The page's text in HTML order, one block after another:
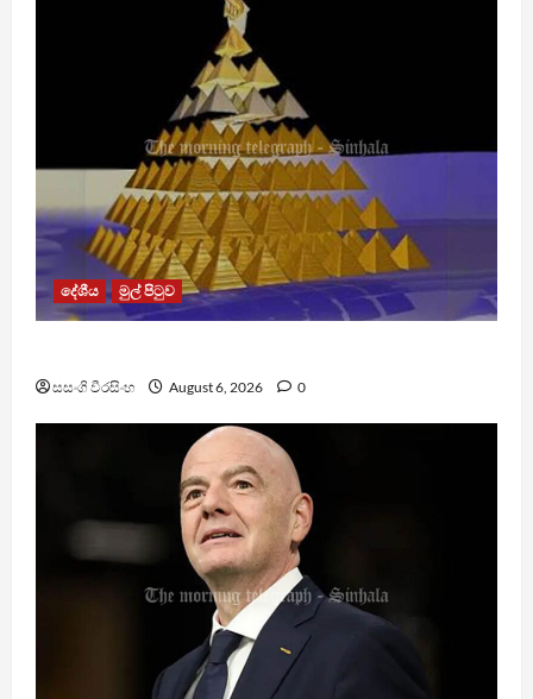
දේශීය මුල් පිටුව
සසංගි වීරසිංහ August 6, 2026 0